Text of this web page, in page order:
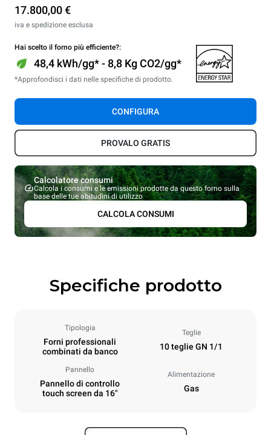
17.800,00 €
iva e spedizione esclusa
Hai scelto il forno più efficiente?:
48,4 kWh/gg* - 8,8 Kg CO2/gg*
*Approfondisci i dati nelle specifiche di prodotto.
CONFIGURA
PROVALO GRATIS
Calcolatore consumi
Calcola i consumi e le emissioni prodotte da questo forno sulla
base delle tue abitudini di utilizzo
CALCOLA CONSUMI
Specifiche prodotto
Tipologia
Forni professionali
combinati da banco
Teglie
10 teglie GN 1/1
Pannello
Pannello di controllo
touch screen da 16"
Alimentazione
Gas